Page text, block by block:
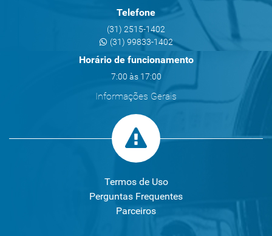
Telefone
(31) 2515-1402
(31) 99833-1402
Horário de funcionamento
7:00 às 17:00
Informações Gerais
Termos de Uso
Perguntas Frequentes
Parceiros